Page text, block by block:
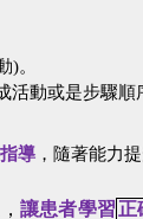
)。
活動或是步驟順
導，隨著能力
讓患者學習 正